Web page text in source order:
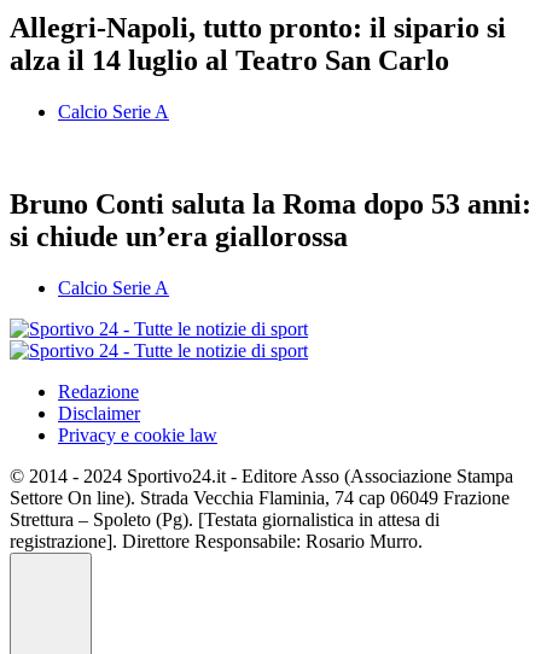
Allegri-Napoli, tutto pronto: il sipario si
alza il 14 luglio al Teatro San Carlo
Calcio Serie A
Bruno Conti saluta la Roma dopo 53 anni:
si chiude un’era giallorossa
Calcio Serie A
Redazione
Disclaimer
Privacy e cookie law
© 2014 - 2024 Sportivo24.it - Editore Asso (Associazione Stampa
Settore On line). Strada Vecchia Flaminia, 74 cap 06049 Frazione
Strettura – Spoleto (Pg). [Testata giornalistica in attesa di
registrazione]. Direttore Responsabile: Rosario Murro.